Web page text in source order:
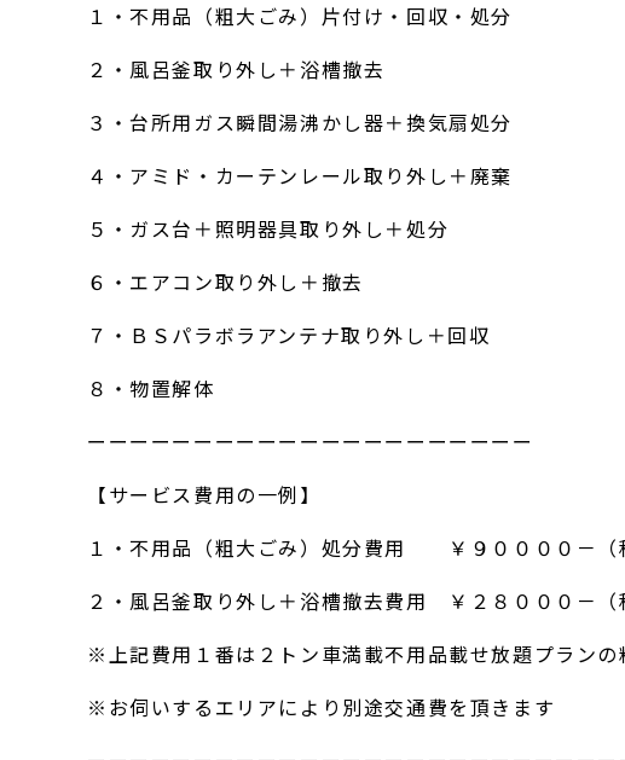
１・不用品（粗大ごみ）片付け・回収・処分
２・風呂釜取り外し＋浴槽撤去
３・台所用ガス瞬間湯沸かし器＋換気扇処分
４・アミド・カーテンレール取り外し＋廃棄
５・ガス台＋照明器具取り外し＋処分
６・エアコン取り外し＋撤去
７・ＢＳパラボラアンテナ取り外し＋回収
８・物置解体
ーーーーーーーーーーーーーーーーーーーーー
【サービス費用の一例】
１・不用品（粗大ごみ）処分費用 ￥９００００－（
２・風呂釜取り外し＋浴槽撤去費用 ￥２８０００－（
※上記費用１番は２トン車満載不用品載せ放題プランの
※お伺いするエリアにより別途交通費を頂きます